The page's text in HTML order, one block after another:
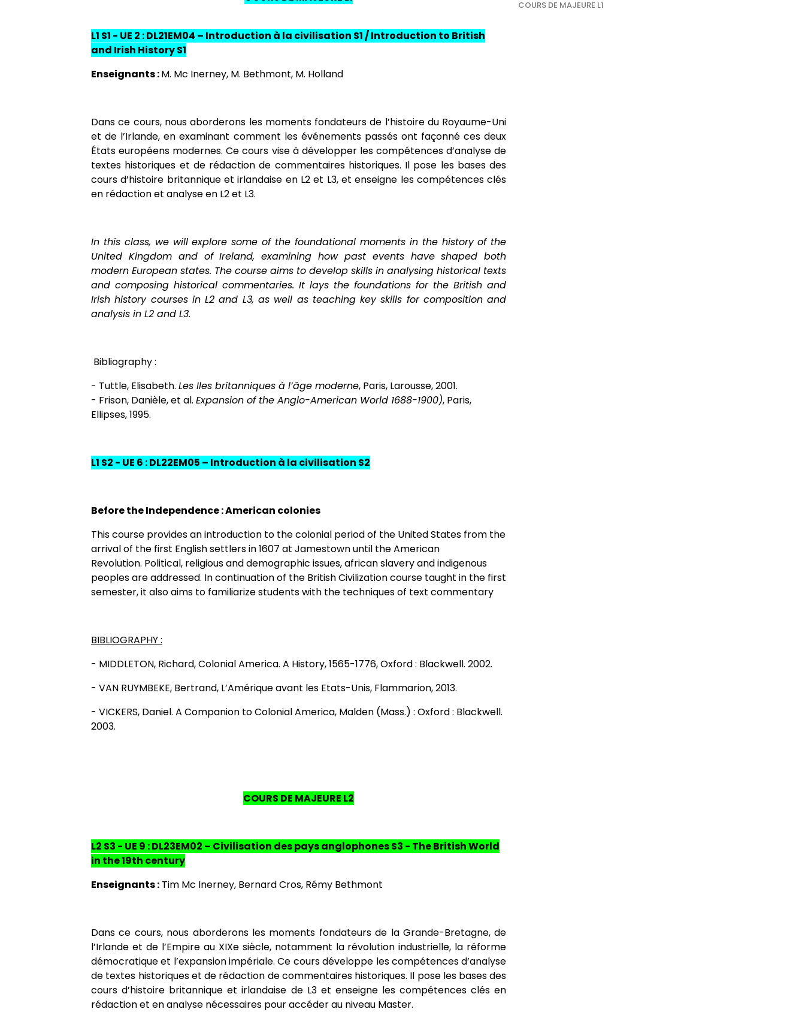
Permanences pédagogiques
Recherche
Liste des enseignant.e.s
Emploi du temps
Hors Europe et Amérique du Nord
Assistants de langues
L1 S1 - UE 2 : DL21EM04 – Introduction à la civilisation S1 / Introduction to British
and Irish History S1
Enseignants :M. Mc Inerney, M. Bethmont, M. Holland
Dans ce cours, nous aborderons les moments fondateurs de l’histoire du Royaume-Uni
et de l’Irlande, en examinant comment les événements passés ont façonné ces deux
États européens modernes. Ce cours vise à développer les compétences d’analyse de
textes historiques et de rédaction de commentaires historiques. Il pose les bases des
cours d’histoire britannique et irlandaise en L2 et L3, et enseigne les compétences clés
en rédaction et analyse en L2 et L3.
In this class, we will explore some of the foundational moments in the history of the
United Kingdom and of Ireland, examining how past events have shaped both
modern European states. The course aims to develop skills in analysing historical texts
and composing historical commentaries. It lays the foundations for the British and
Irish history courses in L2 and L3, as well as teaching key skills for composition and
analysis in L2 and L3.
Bibliography :
- Tuttle, Elisabeth. Les Iles britanniques à l’âge moderne, Paris, Larousse, 2001.
- Frison, Danièle, et al. Expansion of the Anglo-American World 1688-1900), Paris,
Ellipses, 1995.
L1 S2 - UE 6 : DL22EM05 – Introduction à la civilisation S2
Before the Independence : American colonies
Thiscourse provides an introduction to the colonial period of the United States from the
arrival of the first English settlers in 1607 at Jamestown until the American
Revolution. Political, religious and demographic issues, african slavery and indigenous
peoples are addressed. In continuation of the British Civilization course taught in the first
semester, it also aims to familiarize students with the techniques of text commentary
BIBLIOGRAPHY :
- MIDDLETON, Richard, Colonial America. A History, 1565-1776, Oxford : Blackwell. 2002.
- VAN RUYMBEKE, Bertrand, L’Amérique avant les Etats-Unis, Flammarion, 2013.
- VICKERS, Daniel. A Companion to Colonial America, Malden (Mass.) : Oxford : Blackwell.
2003.
COURS DE MAJEURE L2
L2 S3 - UE 9 : DL23EM02 – Civilisation des pays anglophones S3 - The British World
in the 19th century
Enseignants : Tim Mc Inerney, Bernard Cros, Rémy Bethmont
Dans ce cours, nous aborderons les moments fondateurs de la Grande-Bretagne, de
l’Irlande et de l’Empire au XIXe siècle, notamment la révolution industrielle, la réforme
démocratique et l’expansion impériale. Ce cours développe les compétences d’analyse
de textes historiques et de rédaction de commentaires historiques. Il pose les bases des
cours d’histoire britannique et irlandaise de L3 et enseigne les compétences clés en
rédaction et en analyse nécessaires pour accéder au niveau Master.
COURS DE MAJEURE L1